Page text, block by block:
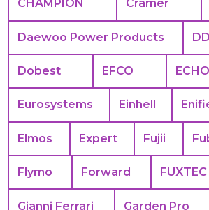
CHAMPION Cramer
Daewoo Power Products
Dobest EFCO ECHO
Eurosystems Einhell
Elmos Expert Fujii
Flymo Forward FUXTEC
Gianni Ferrari Garden Pro